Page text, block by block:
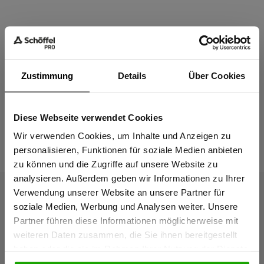
Zustimmung Details Über Cookies
Diese Webseite verwendet Cookies
Wir verwenden Cookies, um Inhalte und Anzeigen zu
personalisieren, Funktionen für soziale Medien anbieten
zu können und die Zugriffe auf unsere Website zu
analysieren. Außerdem geben wir Informationen zu Ihrer
Verwendung unserer Website an unsere Partner für
soziale Medien, Werbung und Analysen weiter. Unsere
Partner führen diese Informationen möglicherweise mit
weiteren Daten zusammen, die Sie ihnen bereitgestellt
Material & Pflege
Passform
Das passt dazu
Sind Sie
Gewerbetreibender?
Ich bestätige, dass ich Gewerbetreibender bin. Alle
Preise werden netto ausgewiesen.